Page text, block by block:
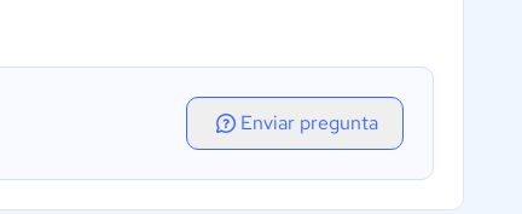
Enviar pregunta